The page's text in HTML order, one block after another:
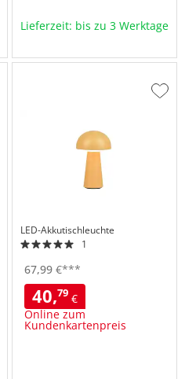
Lieferzeit: bis zu 3 Werktage
LED-Akkutischleuchte
1
67,99€***
40,79€
Online zum
Kundenkartenpreis
Zur